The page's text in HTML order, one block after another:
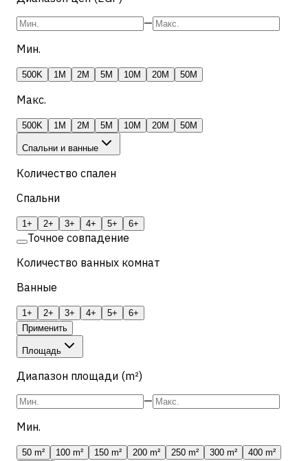
—
Мин.
500K 1M 2M 5M 10M 20M 50M
Макс.
500K 1M 2M 5M 10M 20M 50M
Спальни и ванные
Количество спален
Спальни
1+ 2+ 3+ 4+ 5+ 6+
Точное совпадение
Количество ванных комнат
Ванные
1+ 2+ 3+ 4+ 5+
6+
Применить
Площадь
Диапазон площади (m²)
—
Мин.
50 m² 100 m² 150 m² 200 m² 250 m² 300 m²
400 m²